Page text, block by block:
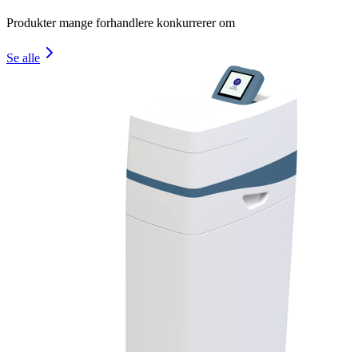
Produkter mange forhandlere konkurrerer om
Se alle